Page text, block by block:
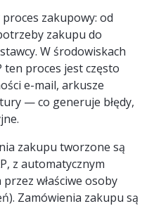
zakupowy: od
zakupu do
W środowiskach
ten proces jest często
e-mail, arkusze
— co generuje błędy,
zakupu tworzone są
z automatycznym
właściwe osoby
Zamówienia zakupu są